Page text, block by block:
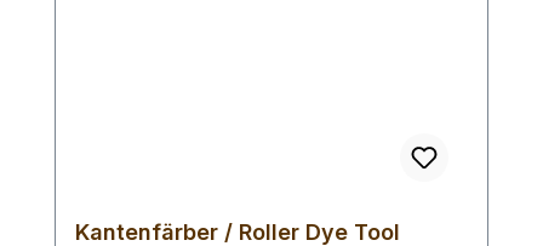
Kantenfärber / Roller Dye Tool